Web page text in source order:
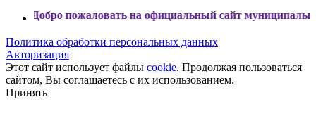
пожаловать на официальный сайт муниципального
Политика обработки персональных данных
Авторизация
Этот сайт использует файлы cookie. Продолжая пользоваться
сайтом, Вы соглашаетесь с их использованием.
Принять